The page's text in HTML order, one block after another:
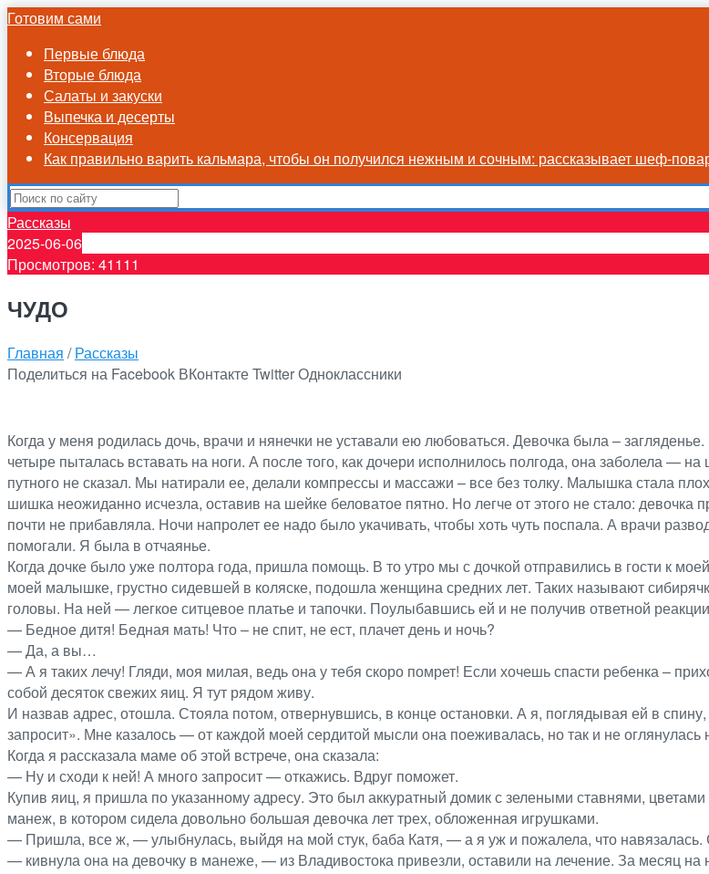
Готовим сами
Первые блюда
Вторые блюда
Салаты и закуски
Выпечка и десерты
Консервация
Как правильно варить кальмара, чтобы он получился нежным и сочным: рассказывает шеф-
Рассказы
2025-06-06
Просмотров: 41111
ЧУДО
Главная /Рассказы
Поделиться на Facebook ВКонтактеTwitterОдноклассники
Когда у меня родилась дочь, врачи и нянечки не уставали ею любоваться. Девочка была –
четыре пыталась вставать на ноги. А после того, как дочери исполнилось полгода, она заболела —
путного не сказал. Мы натирали ее, делали компрессы и массажи – все без толку. Малышка стала
шишка неожиданно исчезла, оставив на шейке беловатое пятно. Но легче от этого не стало: девочка
почти не прибавляла. Ночи напролет ее надо было укачивать, чтобы хоть чуть поспала. А врачи
помогали. Я была в отчаянье.
Когда дочке было уже полтора года, пришла помощь. В то утро мы с дочкой отправились в гости к
моей малышке, грустно сидевшей в коляске, подошла женщина средних лет. Таких называют
головы. На ней — легкое ситцевое платье и тапочки. Поулыбавшись ей и не получив ответной
— Бедное дитя! Бедная мать! Что – не спит, не ест, плачет день и ночь?
— Да, а вы…
— А я таких лечу! Гляди, моя милая, ведь она у тебя скоро помрет! Если хочешь спасти ребенка –
собой десяток свежих яиц. Я тут рядом живу.
И назвав адрес, отошла. Стояла потом, отвернувшись, в конце остановки. А я, поглядывая ей в
запросит». Мне казалось — от каждой моей сердитой мысли она поеживалась, но так и не оглянулась
Когда я рассказала маме об этой встрече, она сказала:
— Ну и сходи к ней! А много запросит — откажись. Вдруг поможет.
Купив яиц, я пришла по указанному адресу. Это был аккуратный домик с зелеными ставнями,
манеж, в котором сидела довольно большая девочка лет трех, обложенная игрушками.
— Пришла, все ж, — улыбнулась, выйдя на мой стук, баба Катя, — а я уж и пожалела, что
— кивнула она на девочку в манеже, — из Владивостока привезли, оставили на лечение. За месяц на